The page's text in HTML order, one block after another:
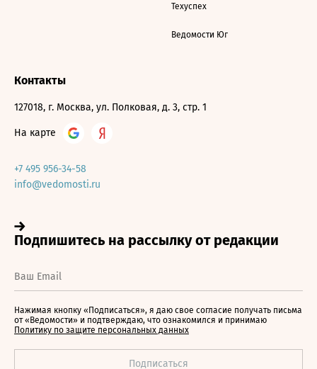
Техуспех
Ведомости Юг
Контакты
127018, г. Москва, ул. Полковая, д. 3, стр. 1
На карте
+7 495 956-34-58
info@vedomosti.ru
Нажимая кнопку «Подписаться», я даю свое согласие получать письма
от «Ведомости» и подтверждаю, что ознакомился и принимаю
Политику по защите персональных данных